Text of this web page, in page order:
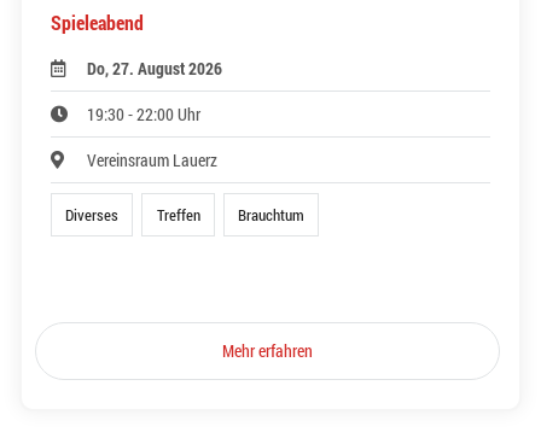
Spieleabend
Do, 27. August 2026
19:30 - 22:00 Uhr
Vereinsraum Lauerz
Diverses Treffen Brauchtum
Mehr erfahren